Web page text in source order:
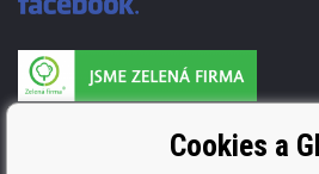
ISO 9001, ISO 14001 a STMC.Cookies a